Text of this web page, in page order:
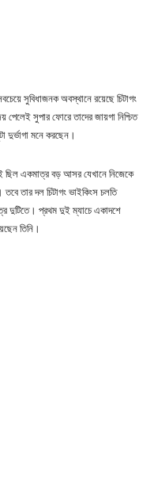
সুবিধাজনক অবস্থানে রয়েছে চিটাগং
সুপার ফোরে তাদের জায়গা নিশ্চিত
মনে করছেন।
ছিল একমাত্র বড় আসর যেখানে নিজেকে
তার দল চিটাগং ভাইকিংস চলতি
দুটিতে। প্রথম দুই ম্যাচে একাদশে
তিনি।